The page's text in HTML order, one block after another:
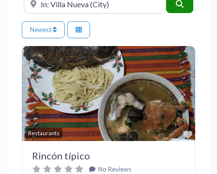
Newest
Restaurants
Previous Next
Rincón típico
No Reviews